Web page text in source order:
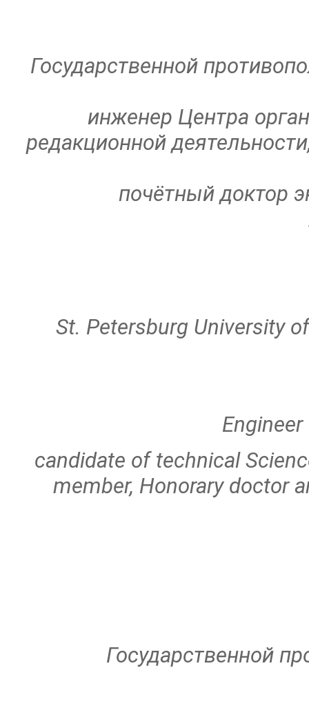
Государственной
инженер Центра
редакционной
почётный доктор
St. Petersburg University
candidate of technical
member, Honorary doctor
Государственной